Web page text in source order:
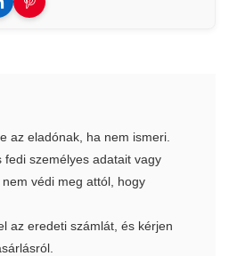
az eladónak, ha nem ismeri.
személyes adatait vagy
védi meg attól, hogy
az eredeti számlát, és kérjen